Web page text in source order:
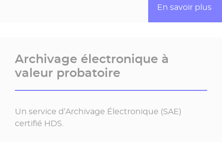
En savoir plus
Archivage électronique à
valeur probatoire
Un service d’Archivage Électronique (SAE)
certifié HDS.